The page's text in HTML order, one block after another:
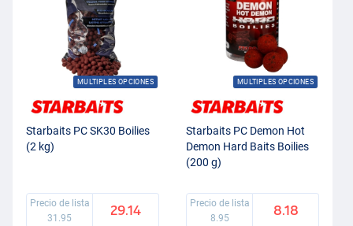
MULTIPLES OPCIONES
Starbaits PC SK30 Boilies
(2 kg)
Precio de lista
31.95
29.14
MULTIPLES OPCIONES
Starbaits PC Demon Hot
Demon Hard Baits Boilies
(200 g)
Precio de lista
8.95
8.18